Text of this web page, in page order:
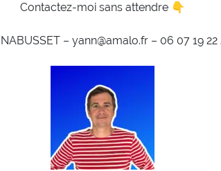
Contactez-moi sans attendre 👇
– yann@amalo.fr – 06 07 19 22